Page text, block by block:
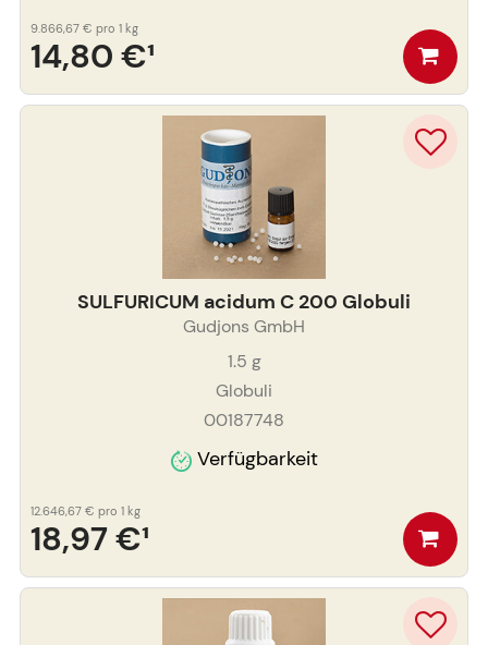
14,80 €¹
9.866,67 € pro 1 kg
SULFURICUM acidum C 200 Globuli
Gudjons GmbH
1.5 g
Globuli
00187748
Verfügbarkeit
18,97 €¹
12.646,67 € pro 1 kg